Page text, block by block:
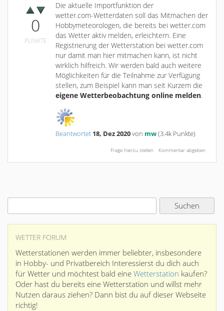
0
PUNKTE
Die aktuelle Importfunktion der
wetter.com-Wetterdaten soll das Mitmachen der
Hobbymeteorologen, die bereits bei wetter.com
das Wetter aktiv melden, erleichtern. Eine
Registrierung der Wetterstation bei wetter.com
nur damit man hier mitmachen kann, ist nicht
wirklich hilfreich. Wir werden bald auch weitere
Möglichkeiten für die Teilnahme zur Verfügung
stellen, zum Beispiel kann man seit Kurzem die
eigene Wetterbeobachtung online melden.
Beantwortet 18, Dez 2020von mw(3.4k Punkte)
WETTER FORUM
Wetterstationen werden immer beliebter, insbesondere
in Hobby- und Privatbereich Interessierst du dich auch
für Wetter und möchtest bald eine Wetterstation kaufen?
Oder hast du bereits eine Wetterstation und willst mehr
Nutzen daraus ziehen? Dann bist du auf dieser Webseite
richtig!